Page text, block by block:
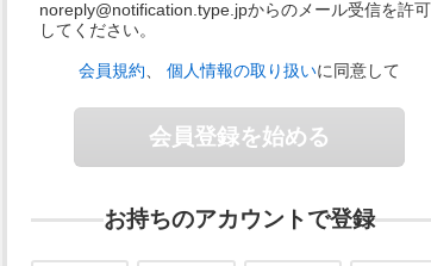
noreply@notification.type.jpからのメール受信を許可
してください。
会員規約 個人情報の取り扱いに同意して
会員登録を始める
お持ちのアカウントで登録